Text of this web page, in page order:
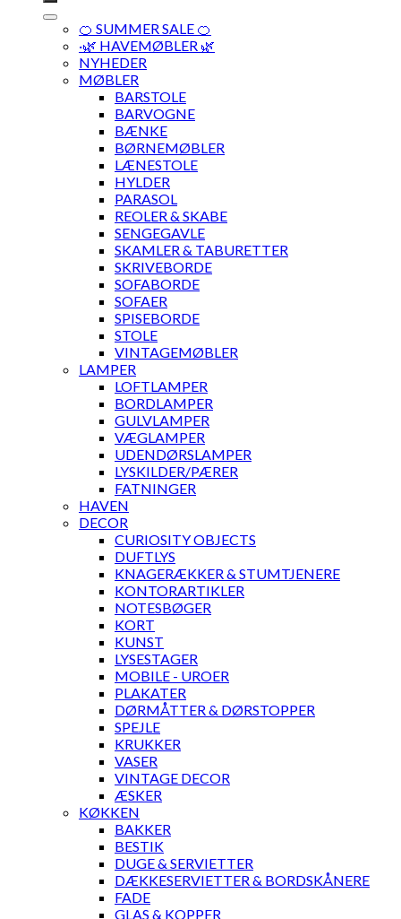
🍊 SUMMER SALE 🍊
·🌿 HAVEMØBLER 🌿
NYHEDER
MØBLER
BARSTOLE
BARVOGNE
BÆNKE
BØRNEMØBLER
LÆNESTOLE
HYLDER
PARASOL
REOLER & SKABE
SENGEGAVLE
SKAMLER & TABURETTER
SKRIVEBORDE
SOFABORDE
SOFAER
SPISEBORDE
STOLE
VINTAGEMØBLER
LAMPER
LOFTLAMPER
BORDLAMPER
GULVLAMPER
VÆGLAMPER
UDENDØRSLAMPER
LYSKILDER/PÆRER
FATNINGER
HAVEN
DECOR
CURIOSITY OBJECTS
DUFTLYS
KNAGERÆKKER & STUMTJENERE
KONTORARTIKLER
NOTESBØGER
KORT
KUNST
LYSESTAGER
MOBILE - UROER
PLAKATER
DØRMÅTTER & DØRSTOPPER
SPEJLE
KRUKKER
VASER
VINTAGE DECOR
ÆSKER
KØKKEN
BAKKER
BESTIK
DUGE & SERVIETTER
DÆKKESERVIETTER & BORDSKÅNERE
FADE
GLAS & KOPPER